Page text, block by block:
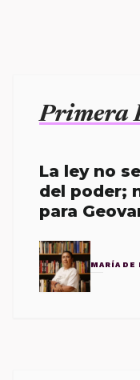
Primera
La ley no
del poder;
para
MARÍA DE